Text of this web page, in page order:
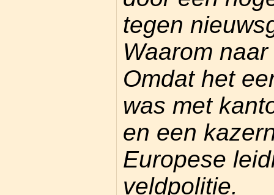
tegen
Waarom
Omdat het
was met
en een
Europese
veldpolitie.